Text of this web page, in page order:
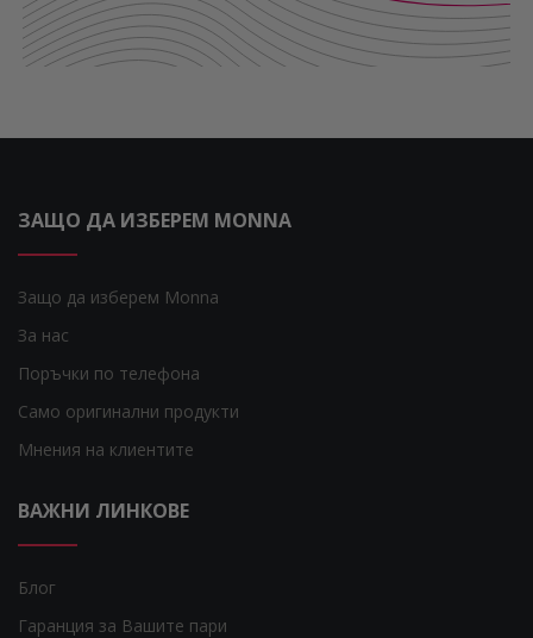
ЗАЩО ДА ИЗБЕРЕМ MONNA
Защо да изберем Monna
За нас
Поръчки по телефона
Само оригинални продукти
Мнения на клиентите
ВАЖНИ ЛИНКОВЕ
Блог
Гаранция за Вашите пари